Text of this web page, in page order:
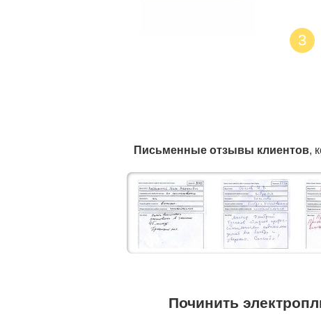
3
Письменные отзывы клиентов,
Починить